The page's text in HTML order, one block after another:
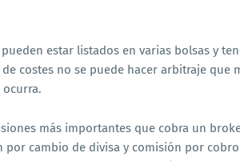
pueden estar listados en varias bolsas y
de costes no se puede hacer arbitraje que
más importantes que cobra un
por cambio de divisa y comisión por